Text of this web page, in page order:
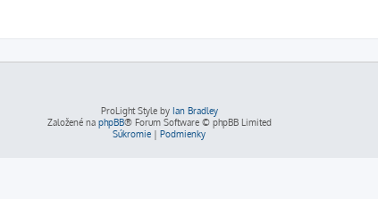
ProLight Style by Ian Bradley
Založené na phpBB® Forum Software © phpBB Limited
Súkromie | Podmienky